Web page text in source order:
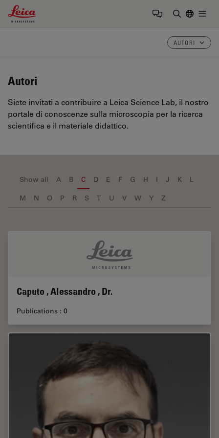
Leica Microsystems Logo
AUTORI
Autori
Siete invitati a contribuire a Leica Science Lab, il nostro
portale di conoscenze sulla microscopia per la ricerca
scientifica e il materiale didattico.
Show all A B C D E F G H I J K L
M N O P R S T U V W Y Z
Caputo , Alessandro , Dr.
Publications : 0